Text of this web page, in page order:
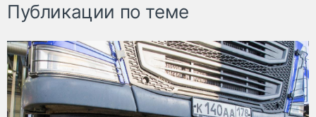
Публикации по теме